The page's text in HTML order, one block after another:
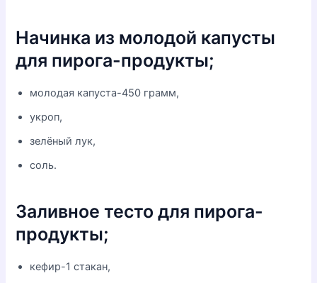
Начинка из молодой капусты
для пирога-продукты;
молодая капуста-450 грамм,
укроп,
зелёный лук,
соль.
Заливное тесто для пирога-
продукты;
кефир-1 стакан,